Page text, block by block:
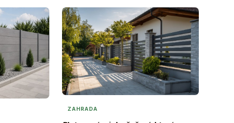
ZAHRADA